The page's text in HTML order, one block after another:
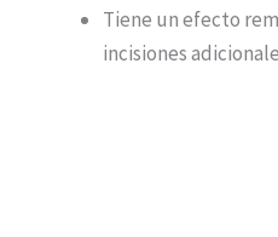
Tiene un efecto
incisiones